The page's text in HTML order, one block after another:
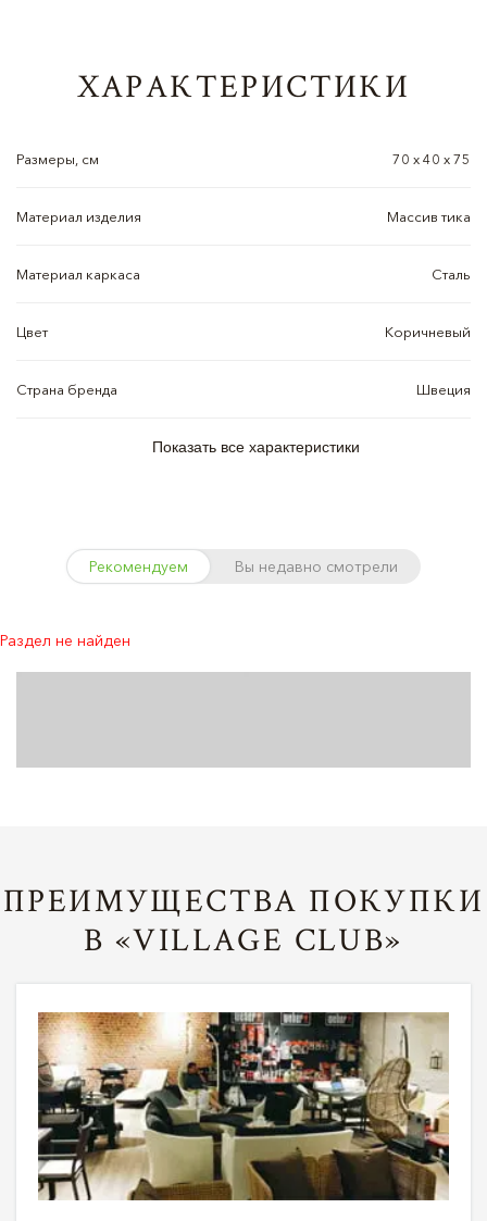
ХАРАКТЕРИСТИКИ
Размеры, см 70 х 40 х 75
Материал изделия Массив тика
Материал каркаса Сталь
Цвет Коричневый
Страна бренда Швеция
Показать все характеристики
Рекомендуем Вы недавно смотрели
Раздел не найден
ПРЕИМУЩЕСТВА ПОКУПКИ
В «VILLAGE CLUB»